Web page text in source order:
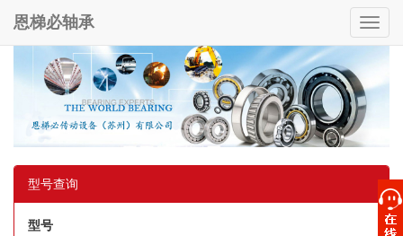
恩梯必轴承
型号查询
型号